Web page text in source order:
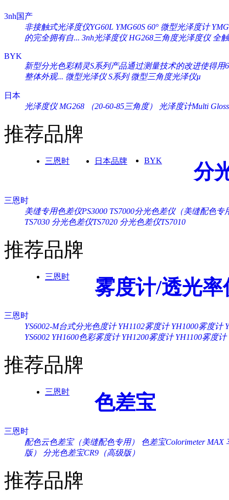
3nh国产
非接触式光泽度仪YG60L YMG60S 60° 微型光泽度计
的完全拥有自... 3nh光泽度仪 HG268三角度光泽度仪 全
BYK
新型分光色彩精灵S系列产品通过测量技术的改进使得用
整体外观... 微型光泽仪 S系列 微型三角度光泽仪µ
日本
光泽度仪 MG268 （20-60-85三角度）
光泽度计Multi
推荐品牌
三恩时 日本品牌 BYK 分
三恩时
美缝专用色差仪PS3000 TS7000分光色差仪（美缝配色专
TS7030 分光色差仪TS7020 分光色差仪TS7010
推荐品牌
三恩时 雾度计/透光率
三恩时
YS6002-M台式分光色度计 YH1102雾度计 YH1000雾度计
YS6002 YH1600色彩雾度计 YH1200雾度计 YH1100雾度计
推荐品牌
三恩时 色差宝
三恩时
配色云色差宝（美缝配色专用）
色差宝Colorimeter MAX
版）
分光色差宝CR9（高级版）
推荐品牌